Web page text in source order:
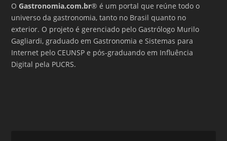
OGastronomia.com.br® é um portal que reúne todo o
universo da gastronomia, tanto no Brasil quanto no
exterior. O projeto é gerenciado pelo Gastrólogo Murilo
Gagliardi, graduado em Gastronomia e Sistemas para
Internet pelo CEUNSP e pós-graduando em Influência
Digital pela PUCRS.